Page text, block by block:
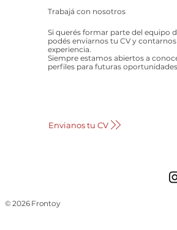
© 2026 Frontoy
Trabajá con nosotros
Si querés formar parte del equipo
podés enviarnos tu CV y
experiencia.
Siempre estamos abiertos a
perfiles para futuras
Envianos tu CV